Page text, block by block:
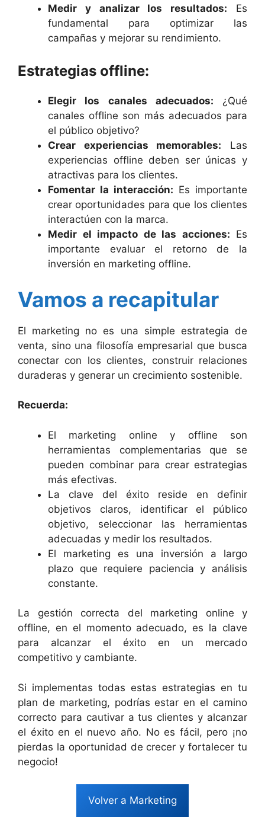
Medir y analizar los resultados: Es
fundamental para optimizar las
campañas y mejorar su rendimiento.
Estrategias offline:
Elegir los canales adecuados: ¿Qué
canales offline son más adecuados para
el público objetivo?
Crear experiencias memorables: Las
experiencias offline deben ser únicas y
atractivas para los clientes.
Fomentar la interacción: Es importante
crear oportunidades para que los clientes
interactúen con la marca.
Medir el impacto de las acciones: Es
importante evaluar el retorno de la
inversión en marketing offline.
Vamos a recapitular
El marketing no es una simple estrategia de
venta, sino una filosofía empresarial que busca
conectar con los clientes, construir relaciones
duraderas y generar un crecimiento sostenible.
Recuerda:
El marketing online y offline son
herramientas complementarias que se
pueden combinar para crear estrategias
más efectivas.
La clave del éxito reside en definir
objetivos claros, identificar el público
objetivo, seleccionar las herramientas
adecuadas y medir los resultados.
El marketing es una inversión a largo
plazo que requiere paciencia y análisis
constante.
La gestión correcta del marketing online y
offline, en el momento adecuado, es la clave
para alcanzar el éxito en un mercado
competitivo y cambiante.
Si implementas todas estas estrategias en tu
plan de marketing, podrías estar en el camino
correcto para cautivar a tus clientes y alcanzar
el éxito en el nuevo año. No es fácil, pero ¡no
pierdas la oportunidad de crecer y fortalecer tu
negocio!
Volver a Marketing